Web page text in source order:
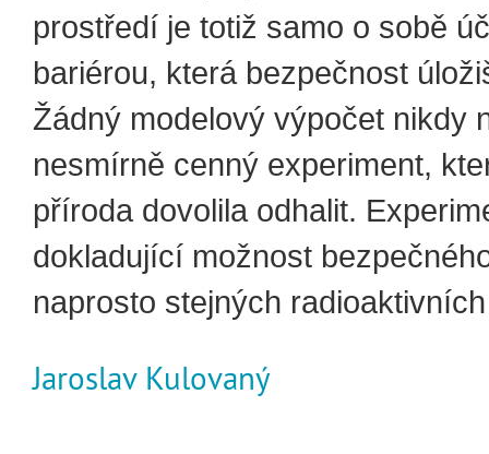
prostředí je totiž samo o sobě
bariérou, která bezpečnost
Žádný modelový výpočet nikdy
nesmírně cenný experiment,
příroda dovolila odhalit.
dokladující možnost
naprosto stejných
Jaroslav Kulovaný